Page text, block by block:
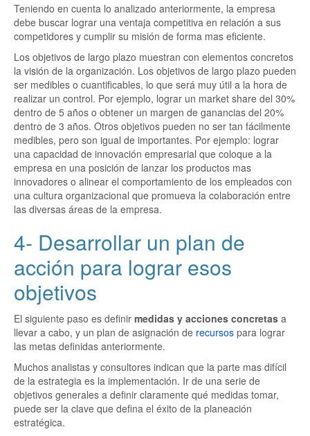
Teniendo en cuenta lo analizado anteriormente, la empresa
debe buscar lograr una ventaja competitiva en relación a sus
competidores y cumplir su misión de forma mas eficiente.
Los objetivos de largo plazo muestran con elementos concretos
la visión de la organización. Los objetivos de largo plazo pueden
ser medibles o cuantificables, lo que será muy útil a la hora de
realizar un control. Por ejemplo, lograr un market share del 30%
dentro de 5 años o obtener un margen de ganancias del 20%
dentro de 3 años. Otros objetivos pueden no ser tan fácilmente
medibles, pero son igual de importantes. Por ejemplo: lograr
una capacidad de innovación empresarial que coloque a la
empresa en una posición de lanzar los productos mas
innovadores o alinear el comportamiento de los empleados con
una cultura organizacional que promueva la colaboración entre
las diversas áreas de la empresa.
4- Desarrollar un plan de
acción para lograr esos
objetivos
El siguiente paso es definir medidas y acciones concretas a
llevar a cabo, y un plan de asignación de recursos para lograr
las metas definidas anteriormente.
Muchos analistas y consultores indican que la parte mas difícil
de la estrategia es la implementación. Ir de una serie de
objetivos generales a definir claramente qué medidas tomar,
puede ser la clave que defina el éxito de la planeación
estratégica.